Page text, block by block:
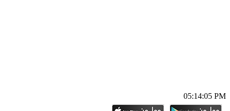
05:14:06 PM